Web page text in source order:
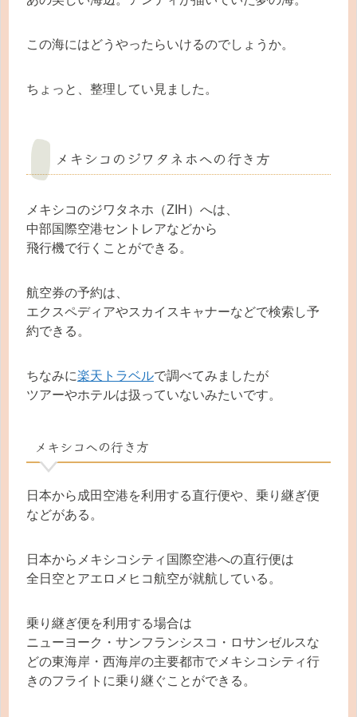
この海にはどうやったらいけるのでしょうか。
ちょっと、整理してい見ました。
メキシコのジワタネホへの行き方
メキシコのジワタネホ（ZIH）へは、
中部国際空港セントレアなどから
飛行機で行くことができる。
航空券の予約は、
エクスペディアやスカイスキャナーなどで検索し予
約できる。
ちなみに楽天トラベルで調べてみましたが
ツアーやホテルは扱っていないみたいです。
メキシコへの行き方
日本から成田空港を利用する直行便や、乗り継ぎ便
などがある。
日本からメキシコシティ国際空港への直行便は
全日空とアエロメヒコ航空が就航している。
乗り継ぎ便を利用する場合は
ニューヨーク・サンフランシスコ・ロサンゼルスな
どの東海岸・西海岸の主要都市でメキシコシティ行
きのフライトに乗り継ぐことができる。